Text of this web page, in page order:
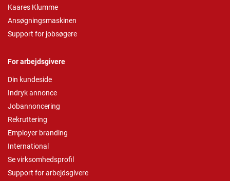
Kaares Klumme
Ansøgningsmaskinen
Support for jobsøgere
For arbejdsgivere
Din kundeside
Indryk annonce
Jobannoncering
Rekruttering
Employer branding
International
Se virksomhedsprofil
Support for arbejdsgivere